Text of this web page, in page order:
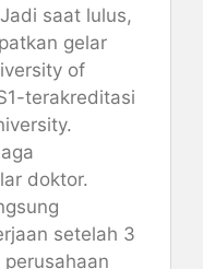
saat lulus,
gelar
of
terakreditasi
doktor.
setelah 3